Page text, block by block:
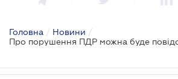
Головна / Новини /